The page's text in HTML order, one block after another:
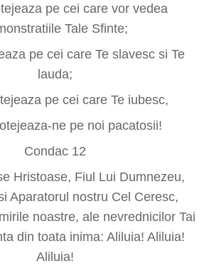
pe cei care vor vedea
Tale Sfinte;
pe cei care Te slavesc si Te
lauda;
pe cei care Te iubesc,
ne pe noi pacatosii!
Condac 12
Hristoase, Fiul Lui Dumnezeu,
Aparatorul nostru Cel Ceresc,
noastre, ale nevrednicilor Tai
din toata inima: Aliluia! Aliluia!
Aliluia!